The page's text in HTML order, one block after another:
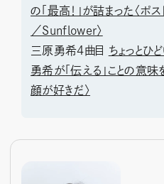
の「最高！」が詰まった〈ポス
／Sunflower〉
三原勇希4曲目 ちょっとひ
勇希が「伝える」ことの意
顔が好きだ〉